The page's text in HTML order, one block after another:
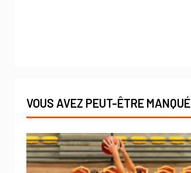
VOUS AVEZ PEUT-ÊTRE MANQUÉ